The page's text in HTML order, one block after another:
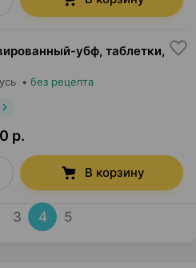
убф, таблетки,
• без рецепта
р.
В корзину
3 4 5